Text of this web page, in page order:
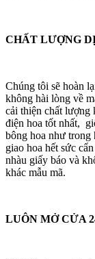
CHẤT LƯỢNG
Chúng tôi sẽ hoàn
không hài lòng về
cải thiện chất lượng
điện hoa tốt nhất,
bông hoa như trong
giao hoa hết sức
nhàu giấy báo và
khác mẫu mã.
LUÔN MỞ CỬA